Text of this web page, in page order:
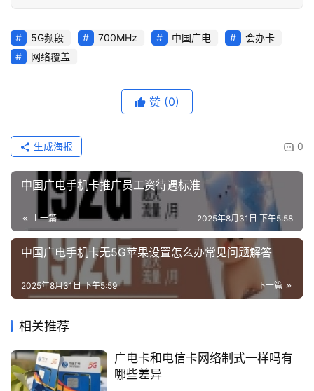
5G频段 700MHz 中国广电
会办卡
网络覆盖
赞 (0)
0
生成海报
中国广电手机卡推广员工资待遇标准
上一篇 2025年8月31日 下午5:58
中国广电手机卡无5G苹果设置怎么办常见问题解答
下一篇
2025年8月31日 下午5:59
相关推荐
广电卡和电信卡网络制式一样吗有
哪些差异